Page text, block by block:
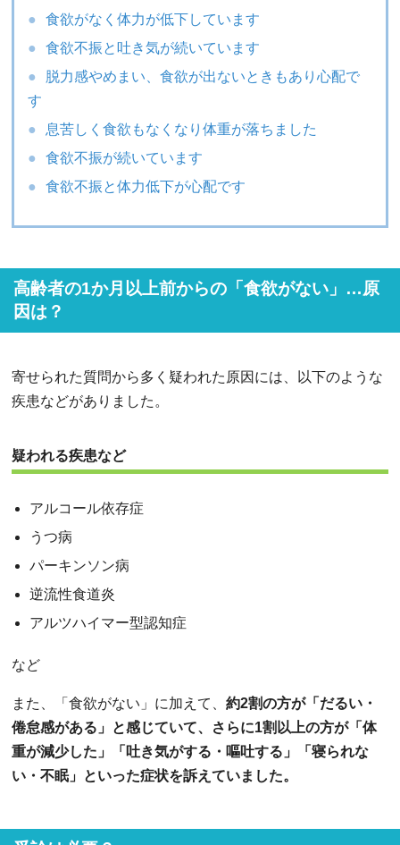
食欲がなく体力が低下しています
食欲不振と吐き気が続いています
脱力感やめまい、食欲が出ないときもあり心配で
す
息苦しく食欲もなくなり体重が落ちました
食欲不振が続いています
食欲不振と体力低下が心配です
高齢者の1か月以上前からの「食欲がない」…原
因は？
寄せられた質問から多く疑われた原因には、以下のような
疾患などがありました。
疑われる疾患など
アルコール依存症
うつ病
パーキンソン病
逆流性食道炎
アルツハイマー型認知症
など
また、「食欲がない」に加えて、 約2割の方が「だるい・
倦怠感がある」と感じていて、さらに1割以上の方が「体
重が減少した」「吐き気がする・嘔吐する」「寝られな
い・不眠」といった症状を訴えていました。